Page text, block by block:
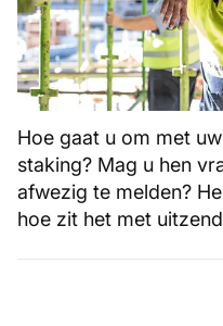
Hoe gaat u om met
staking? Mag u hen
afwezig te melden?
hoe zit het met